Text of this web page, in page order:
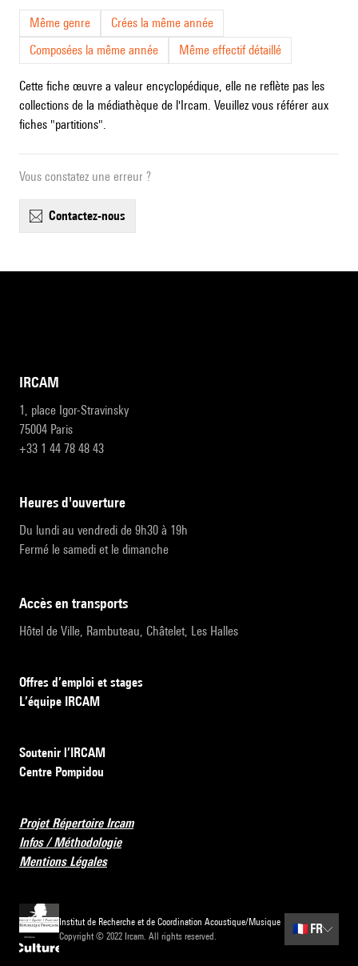
Même genre
Crées la même année
Composées la même année
Même effectif détaillé
Cette fiche œuvre a valeur encyclopédique, elle ne reflète pas les
collections de la médiathèque de l'Ircam. Veuillez vous référer aux
fiches "partitions".
Vous constatez une erreur ?
contactez-nous
IRCAM
1, place Igor-Stravinsky
75004 Paris
+33 1 44 78 48 43
heures d'ouverture
Du lundi au vendredi de 9h30 à 19h
Fermé le samedi et le dimanche
accès en transports
Hôtel de Ville, Rambuteau, Châtelet, Les Halles
Offres d’emploi et stages
L’équipe IRCAM
Soutenir l’IRCAM
Centre Pompidou
Projet Répertoire Ircam
Infos / Méthodologie
Mentions Légales
Institut de Recherche et de Coordination Acoustique/Musique
Copyright © 2022 Ircam. All rights reserved.
🇫🇷 FR